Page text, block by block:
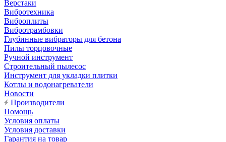
Верстаки
Вибротехника
Виброплиты
Вибротрамбовки
Глубинные вибраторы для бетона
Пилы торцовочные
Ручной инструмент
Строительный пылесос
Инструмент для укладки плитки
Котлы и водонагреватели
Новости
Производители
Помощь
Условия оплаты
Условия доставки
Гарантия на товар